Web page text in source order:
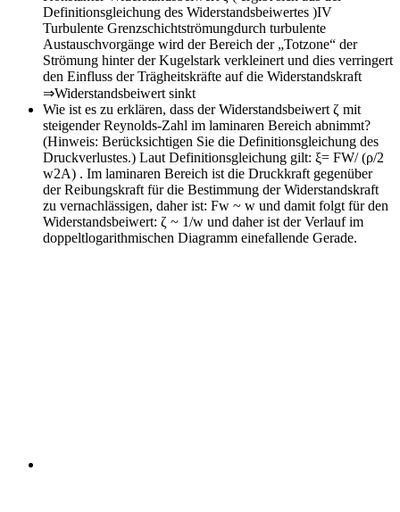
Definitionsgleichung des Widerstandsbeiwertes )IV
Turbulente Grenzschichtströmungdurch turbulente
Austauschvorgänge wird der Bereich der „Totzone“ der
Strömung hinter der Kugelstark verkleinert und dies verringert
den Einfluss der Trägheitskräfte auf die Widerstandskraft
⇒Widerstandsbeiwert sinkt
Wie ist es zu erklären, dass der Widerstandsbeiwert ζ mit
steigender Reynolds-Zahl im laminaren Bereich abnimmt?
(Hinweis: Berücksichtigen Sie die Definitionsgleichung des
Druckverlustes.) Laut Definitionsgleichung gilt: ξ= FW/ (ρ/2
w2A) . Im laminaren Bereich ist die Druckkraft gegenüber
der Reibungskraft für die Bestimmung der Widerstandskraft
zu vernachlässigen, daher ist: Fw ~ w und damit folgt für den
Widerstandsbeiwert: ζ ~ 1/w und daher ist der Verlauf im
doppeltlogarithmischen Diagramm einefallende Gerade.